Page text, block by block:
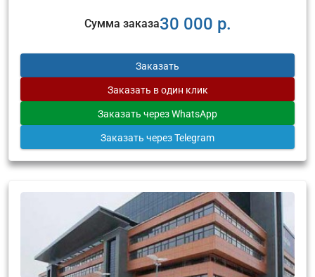
Сумма заказа30 000 р.
Заказать
Заказать в один клик
Заказать через WhatsApp
Заказать через Telegram